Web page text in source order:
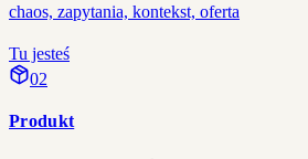
chaos, zapytania, kontekst, oferta
Tu jesteś
02
Produkt